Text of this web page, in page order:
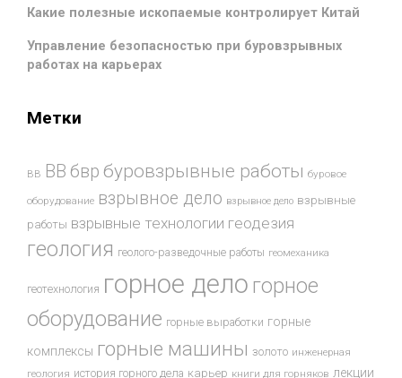
Какие полезные ископаемые контролирует Китай
Управление безопасностью при буровзрывных
работах на карьерах
Метки
ВВ ВВ бвр буровзрывные работы буровое
оборудование взрывное дело взрывное дело взрывные
работы взрывные технологии геодезия
геология геолого-разведочные работы геомеханика
геотехнология горное дело горное
оборудование горные выработки горные
комплексы горные машины золото инженерная
геология история горного дела карьер книги для горняков лекции